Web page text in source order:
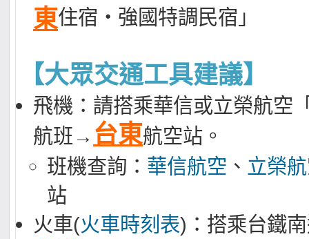
東住宿‧強國特調民宿」
【大眾交通工具建議】
飛機：請搭乘華信或立榮航空
航班→ 台東航空站。
班機查詢： 華信航空 、 立榮
站
火車(火車時刻表)：搭乘台鐵